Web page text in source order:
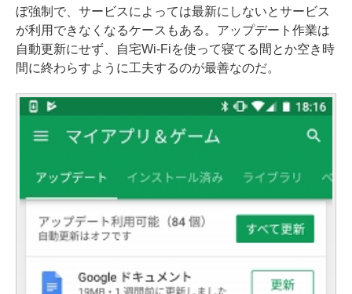
ぼ強制で、サービスによっては最新にしないとサービス
が利用できなくなるケースもある。アップデート作業は
自動更新にせず、自宅Wi-Fiを使って寝てる間とか空き時
間に終わらすように工夫するのが最善なのだ。